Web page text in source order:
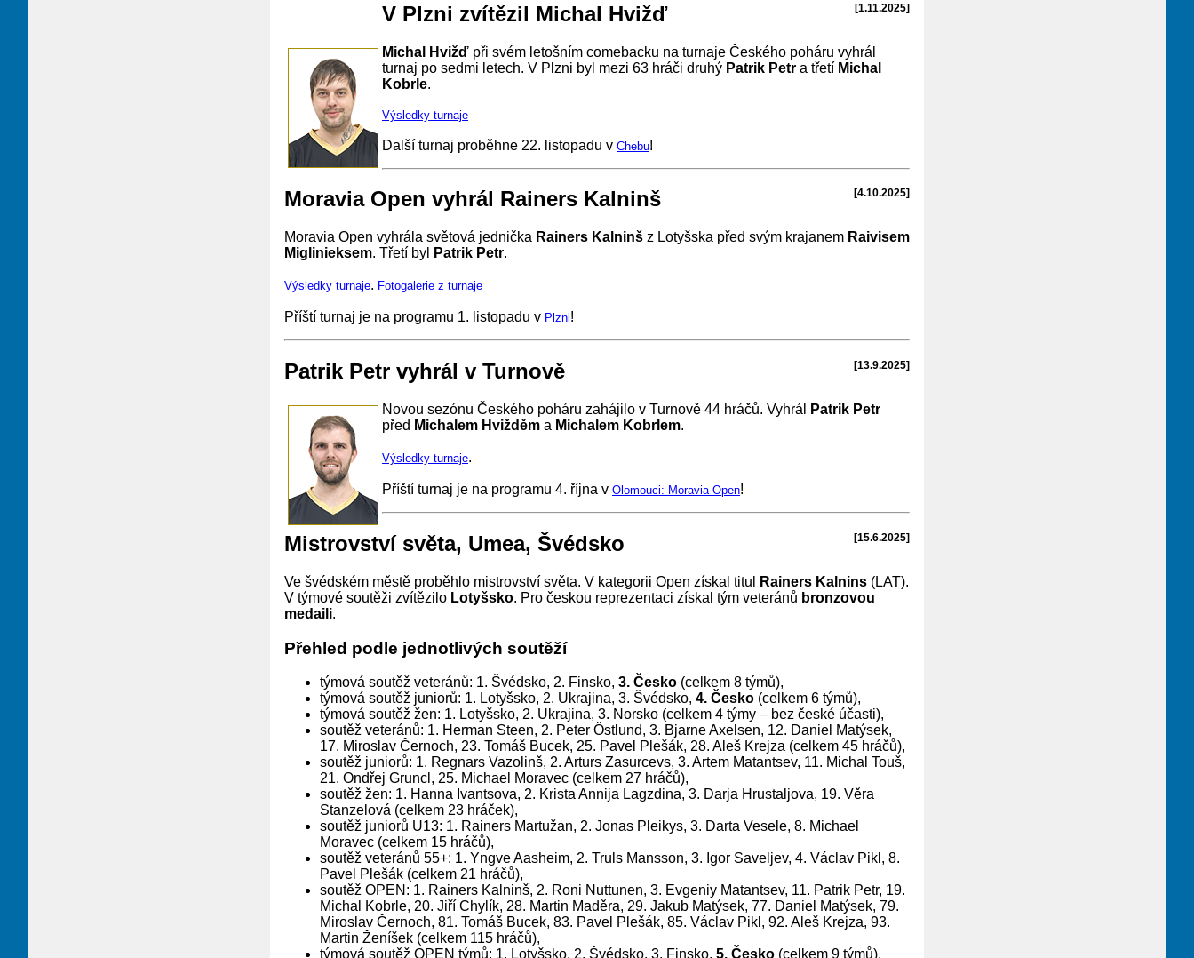
V Plzni zvítězil Michal Hvižď [1.11.2025]
Michal Hvižď při svém letošním comebacku na turnaje Českého poháru vyhrál
turnaj po sedmi letech. V Plzni byl mezi 63 hráči druhý Patrik Petr a třetí Michal
Kobrle.
Výsledky turnaje
Další turnaj proběhne 22. listopadu v Chebu!
Moravia Open vyhrál Rainers Kalninš [4.10.2025]
Moravia Open vyhrála světová jednička Rainers Kalninš z Lotyšska před svým krajanem Raivisem
Miglinieksem. Třetí byl Patrik Petr.
Výsledky turnaje. Fotogalerie z turnaje
Příští turnaj je na programu 1. listopadu v Plzni!
Patrik Petr vyhrál v Turnově [13.9.2025]
Novou sezónu Českého poháru zahájilo v Turnově 44 hráčů. Vyhrál
Patrik Petr
před Michalem Hvižděm a Michalem Kobrlem.
Výsledky turnaje.
Příští turnaj je na programu 4. října v Olomouci: Moravia Open!
Mistrovství světa, Umea, Švédsko [15.6.2025]
Ve švédském městě proběhlo mistrovství světa. V kategorii Open získal titul Rainers Kalnins (LAT).
V týmové soutěži zvítězilo Lotyšsko. Pro českou reprezentaci získal tým veteránů bronzovou
medaili.
Přehled podle jednotlivých soutěží
týmová soutěž veteránů: 1. Švédsko, 2. Finsko, 3. Česko (celkem 8 týmů),
týmová soutěž juniorů: 1. Lotyšsko, 2. Ukrajina, 3. Švédsko, 4. Česko (celkem 6 týmů),
týmová soutěž žen: 1. Lotyšsko, 2. Ukrajina, 3. Norsko (celkem 4 týmy – bez české účasti),
soutěž veteránů: 1. Herman Steen, 2. Peter Östlund, 3. Bjarne Axelsen, 12. Daniel Matýsek,
17. Miroslav Černoch, 23. Tomáš Bucek, 25. Pavel Plešák, 28. Aleš Krejza (celkem 45 hráčů),
soutěž juniorů: 1. Regnars Vazolinš, 2. Arturs Zasurcevs, 3. Artem Matantsev, 11. Michal Touš,
21. Ondřej Gruncl, 25. Michael Moravec (celkem 27 hráčů),
soutěž žen: 1. Hanna Ivantsova, 2. Krista Annija Lagzdina, 3. Darja Hrustaljova, 19. Věra
Stanzelová (celkem 23 hráček),
soutěž juniorů U13: 1. Rainers Martužan, 2. Jonas Pleikys, 3. Darta Vesele, 8. Michael
Moravec (celkem 15 hráčů),
soutěž veteránů 55+: 1. Yngve Aasheim, 2. Truls Mansson, 3. Igor Saveljev, 4. Václav Pikl, 8.
Pavel Plešák (celkem 21 hráčů),
soutěž OPEN: 1. Rainers Kalninš, 2. Roni Nuttunen, 3. Evgeniy Matantsev, 11. Patrik Petr, 19.
Michal Kobrle, 20. Jiří Chylík, 28. Martin Maděra, 29. Jakub Matýsek, 77. Daniel Matýsek, 79.
Miroslav Černoch, 81. Tomáš Bucek, 83. Pavel Plešák, 85. Václav Pikl, 92. Aleš Krejza, 93.
Martin Ženíšek (celkem 115 hráčů),
týmová soutěž OPEN týmů: 1. Lotyšsko, 2. Švédsko, 3. Finsko, 5. Česko (celkem 9 týmů).